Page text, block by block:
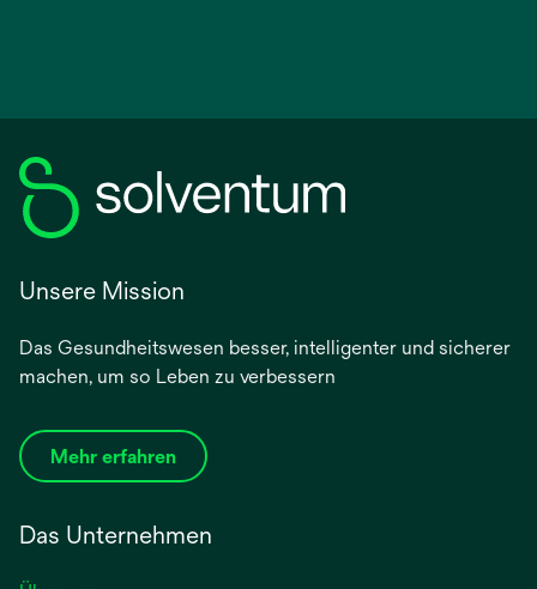
Unsere Mission
Das Gesundheitswesen besser, intelligenter und sicherer
machen, um so Leben zu verbessern
Mehr erfahren
Das Unternehmen